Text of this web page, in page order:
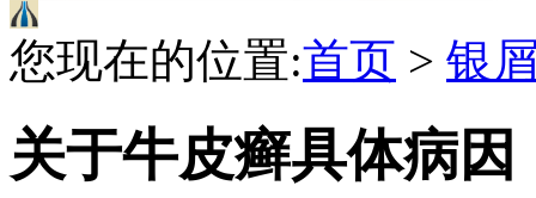
您现在的位置:首页 > 银
关于牛皮癣具体病因